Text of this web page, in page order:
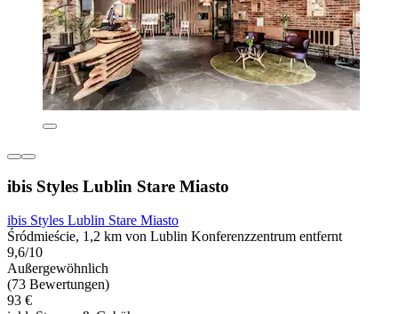
ibis Styles Lublin Stare Miasto
ibis Styles Lublin Stare Miasto
Śródmieście, 1,2 km von Lublin Konferenzzentrum entfernt
9,6/10
Außergewöhnlich
(73 Bewertungen)
93 €